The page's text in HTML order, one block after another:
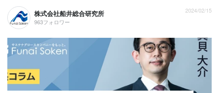
株式会社船井総合研究所
963フォロワー
2024/02/15